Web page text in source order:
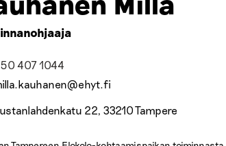
407 1044
22, 33210 Tampere